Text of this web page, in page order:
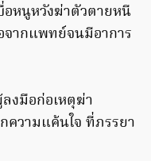
อหนูหวังฆ่าตัวตายหนี
จากแพทย์จนมีอาการ
งมือก่อเหตุฆ่า
ความแค้นใจ​ ที่ภรรยา